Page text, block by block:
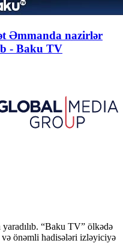
Əmmanda nazirlər
- Baku TV
“Baku TV” ölkədə
və önəmli hadisələri izləyiciyə